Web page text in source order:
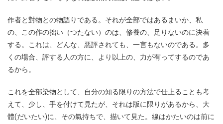
作者と對物との物語りである。それが全部ではあるまいか、私
の、この作の拙い（つたない）のは、修養の、足りないのに決着
する。これは、どんな、悪評されても、一言もないのである。多
くの場合、評する人の方に、より以上の、力が有ってするのであ
るから。
これを全部染物として、自分の知る限りの方法で仕上ることも考
えて、少し、手を付けて見たが、それは版に限りがあるから、大
體(だいたい)に、その氣持ちで、描いて見た。線はかたいのは前に